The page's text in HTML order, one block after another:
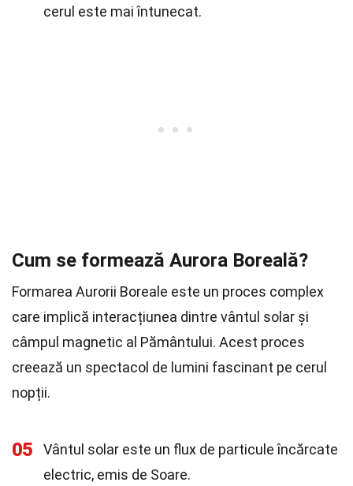
cerul este mai întunecat.
Cum se formează Aurora Boreală?
Formarea Aurorii Boreale este un proces complex
care implică interacțiunea dintre vântul solar și
câmpul magnetic al Pământului. Acest proces
creează un spectacol de lumini fascinant pe cerul
nopții.
05
Vântul solar este un flux de particule încărcate
electric, emis de Soare.